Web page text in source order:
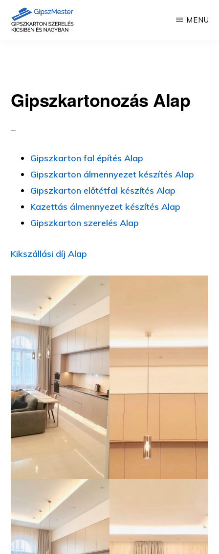
MENU
Gipszkartonozás Alap
Gipszkarton fal építés Alap
Gipszkarton álmennyezet készítés Alap
Gipszkarton előtétfal készítés Alap
Kazettás álmennyezet készítés Alap
Gipszkarton szerelés Alap
Kikszállási díj Alap